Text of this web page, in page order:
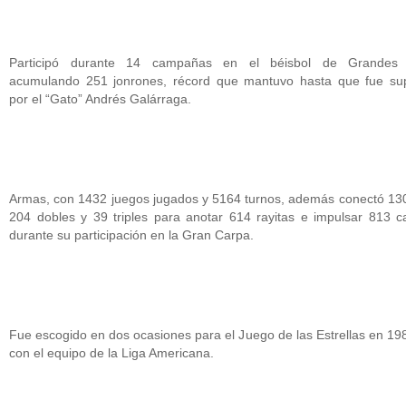
Participó durante 14 campañas en el béisbol de Grandes
acumulando 251 jonrones, récord que mantuvo hasta que fue
por el “Gato” Andrés Galárraga.
Armas, con 1432 juegos jugados y 5164 turnos, además conectó
204 dobles y 39 triples para anotar 614 rayitas e impulsar 813
durante su participación en la Gran Carpa.
Fue escogido en dos ocasiones para el Juego de las Estrellas en
con el equipo de la Liga Americana.